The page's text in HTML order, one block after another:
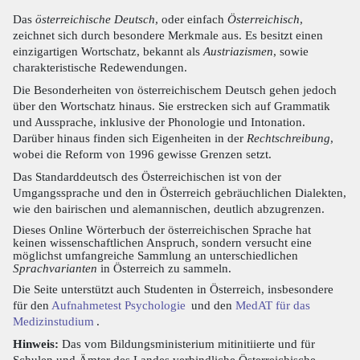
Das österreichische Deutsch, oder einfach Österreichisch,
zeichnet sich durch besondere Merkmale aus. Es besitzt einen
einzigartigen Wortschatz, bekannt als Austriazismen, sowie
charakteristische Redewendungen.
Die Besonderheiten von österreichischem Deutsch gehen jedoch
über den Wortschatz hinaus. Sie erstrecken sich auf Grammatik
und Aussprache, inklusive der Phonologie und Intonation.
Darüber hinaus finden sich Eigenheiten in der Rechtschreibung,
wobei die Reform von 1996 gewisse Grenzen setzt.
Das Standarddeutsch des Österreichischen ist von der
Umgangssprache und den in Österreich gebräuchlichen Dialekten,
wie den bairischen und alemannischen, deutlich abzugrenzen.
Dieses Online Wörterbuch der österreichischen Sprache hat
keinen wissenschaftlichen Anspruch, sondern versucht eine
möglichst umfangreiche Sammlung an unterschiedlichen
Sprachvarianten in Österreich zu sammeln.
Die Seite unterstützt auch Studenten in Österreich, insbesondere
für den Aufnahmetest Psychologie und den MedAT für das
Medizinstudium .
Hinweis: Das vom Bildungsministerium mitinitiierte und für